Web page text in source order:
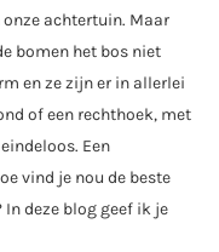
achtertuin. Maar
bomen het bos niet
en ze zijn er in allerlei
of een rechthoek, met
Een
vind je nou de beste
deze blog geef ik je